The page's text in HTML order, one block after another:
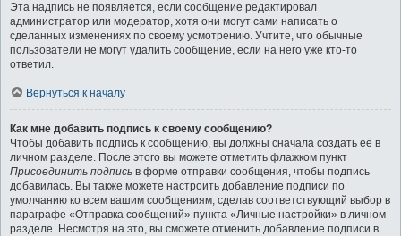
Эта надпись не появляется, если сообщение редактировал
администратор или модератор, хотя они могут сами написать о
сделанных изменениях по своему усмотрению. Учтите, что обычные
пользователи не могут удалить сообщение, если на него уже кто-то
ответил.
Вернуться к началу
Как мне добавить подпись к своему сообщению?
Чтобы добавить подпись к сообщению, вы должны сначала создать её в
личном разделе. После этого вы можете отметить флажком пункт
Присоединить подпись в форме отправки сообщения, чтобы подпись
добавилась. Вы также можете настроить добавление подписи по
умолчанию ко всем вашим сообщениям, сделав соответствующий выбор в
параграфе «Отправка сообщений» пункта «Личные настройки» в личном
разделе. Несмотря на это, вы сможете отменить добавление подписи в